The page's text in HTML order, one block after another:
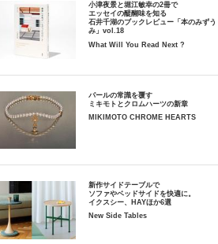
小津夜景と堀江敏幸の2冊で
エッセイの醍醐味を知る
石井千湖のブックレビュー「本のみずう
み」vol.18
What Will You Read Next ?
パールの常識を覆す
ミキモトとクロムハーツの新章
MIKIMOTO CHROME HEARTS
新作サイドテーブルで
ソファやベッドサイドを快適に。
イクスシー、HAYほか6選
New Side Tables